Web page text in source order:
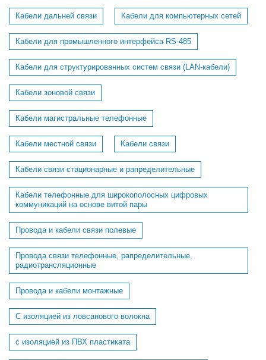
Кабели дальней связи Кабели для компьютерных сетей
Кабели для промышленного интерфейса RS-485
Кабели для структурированных систем связи (LAN-кабели)
Кабели зоновой связи
Кабели магистральные телефонные
Кабели местной связи Кабели связи
Кабели связи стационарные и рапределительные
Кабели телефонные для широкополосных цифровых
коммуникаций на основе витой пары
Провода и кабели связи полевые
Провода связи телефонные, рапределительные,
радиотрансляционные
Провода и кабели монтажные
С изоляцией из ловсанового волокна
с изоляцией из ПВХ пластиката